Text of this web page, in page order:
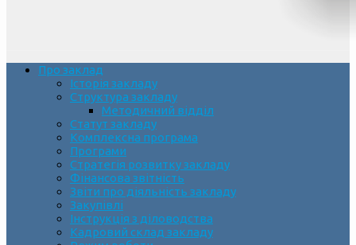
Про заклад
Історія закладу
Структура закладу
Методичний відділ
Статут закладу
Комплексна програма
Програми
Стратегія розвитку закладу
Фінансова звітність
Звіти про діяльність закладу
Закупівлі
Інструкція з діловодства
Кадровий склад закладу